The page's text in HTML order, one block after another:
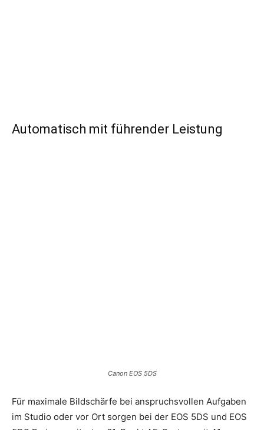
Automatisch mit führender Leistung
Canon EOS 5DS
Für maximale Bildschärfe bei anspruchsvollen Aufgaben
im Studio oder vor Ort sorgen bei der EOS 5DS und EOS